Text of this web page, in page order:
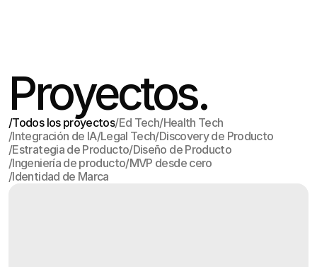
Proyectos.
/Todos los proyectos
Todos los proyectos
/Ed Tech
Ed Tech
/Health Tech
Health Tech
/Integración de IA
Integración de IA
/Legal Tech
Legal Tech
/Discovery de Producto
Discovery de Producto
/Estrategia de Producto
Estrategia de Producto
/Diseño de Producto
Diseño de Producto
/Ingeniería de producto
Ingeniería de producto
/MVP desde cero
/Identidad de Marca